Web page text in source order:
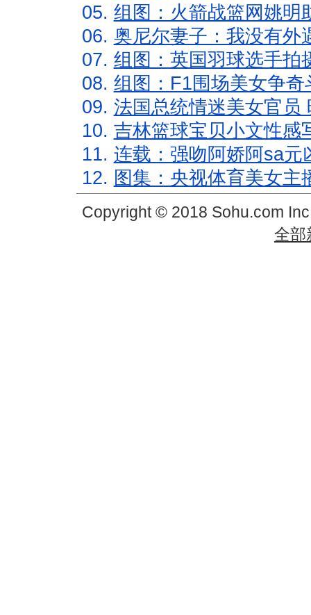
05. 组图：火箭战篮网姚明
06. 奥尼尔妻子：我没有外
07. 组图：英国羽球选手拍
08. 组图：F1围场美女争
09. 法国总统情迷美女官员
10. 吉林篮球宝贝小文性感
11. 连载：强吻阿娇阿sa元
12. 图集：央视体育美女主
Copyright © 2018 Sohu.com
全部